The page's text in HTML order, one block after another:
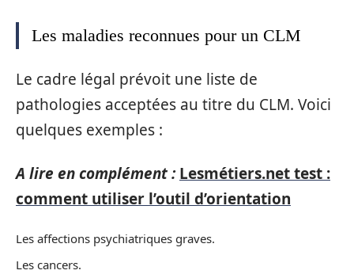
Les maladies reconnues pour un CLM
Le cadre légal prévoit une liste de
pathologies acceptées au titre du CLM. Voici
quelques exemples :
A lire en complément : Lesmétiers.net test :
comment utiliser l’outil d’orientation
Les affections psychiatriques graves.
Les cancers.